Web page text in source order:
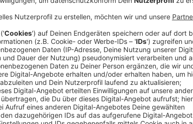
Antenne Niederrhein / Familie Pfortje
Das Affenhaus - Teil 2
Anzeige
Antenne Niederrhein / Familie Pfortje
Das Resümee des Ausflugs